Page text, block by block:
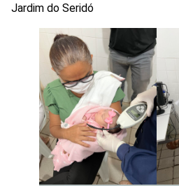
Jardim do Seridó